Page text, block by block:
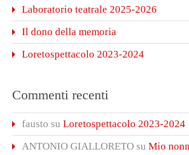
Laboratorio teatrale 2025-2026
Il dono della memoria
Loretospettacolo 2023-2024
Commenti recenti
fausto su Loretospettacolo 2023-2024
ANTONIO GIALLORETO su Mio